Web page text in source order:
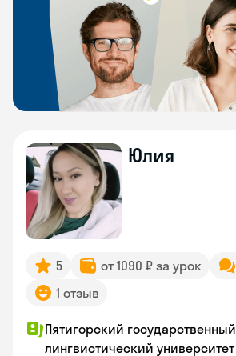
Юлия
5 от 1090 ₽ за урок
1 отзыв
Пятигорский государственный
лингвистический университет